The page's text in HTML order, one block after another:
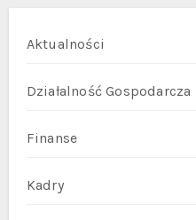
Aktualności
Działalność Gospodarcza
Finanse
Kadry